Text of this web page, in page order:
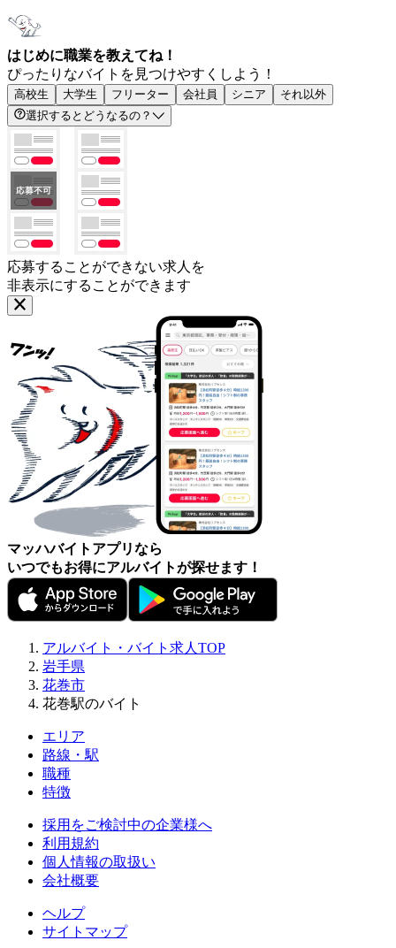
はじめに職業を教えてね！
ぴったりなバイトを見つけやすくしよう！
高校生 大学生 フリーター 会社員 シニア
それ以外
選択するとどうなるの？
応募することができない求人を
非表示にすることができます
マッハバイトアプリなら
いつでもお得にアルバイトが探せます！
アルバイト・バイト求人TOP
岩手県
花巻市
花巻駅のバイト
エリア
路線・駅
職種
特徴
採用をご検討中の企業様へ
利用規約
個人情報の取扱い
会社概要
ヘルプ
サイトマップ